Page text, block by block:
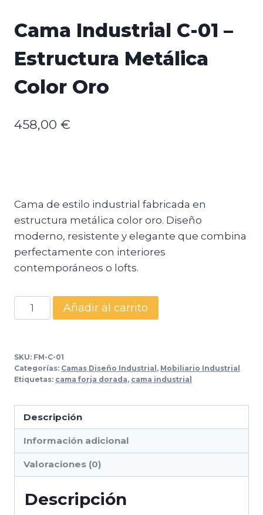
Cama Industrial C-01 –
Estructura Metálica
Color Oro
458,00 €
Cama de estilo industrial fabricada en
estructura metálica color oro. Diseño
moderno, resistente y elegante que combina
perfectamente con interiores
contemporáneos o lofts.
Cama
Industrial
–
Estructura
Color
Oro
cantidad
Añadir al carrito
SKU: FM-C-01
Categorías: Camas Diseño Industrial , Mobiliario Industrial
Etiquetas: cama forja dorada, cama industrial
Descripción
Información adicional
Valoraciones (0)
Descripción